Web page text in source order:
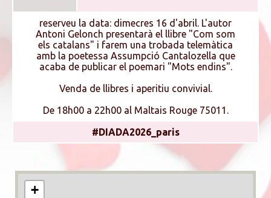
reserveu la data: dimecres 16 d'abril. L'autor
Antoni Gelonch presentarà el llibre "Com som
els catalans" i farem una trobada telemàtica
amb la poetessa Assumpció Cantalozella que
acaba de publicar el poemari "Mots endins".
Venda de llibres i aperitiu convivial.
De 18h00 a 22h00 al Maltais Rouge 75011.
#DIADA2026_paris
+